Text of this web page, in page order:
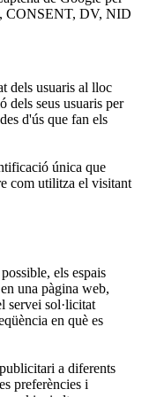
CONSENT, DV, NID
dels usuaris al lloc
dels seus usuaris per
d'ús que fan els
única que
com utilitza el visitant
els espais
una pàgina web,
servei sol·licitat
en què es
a diferents
preferències i